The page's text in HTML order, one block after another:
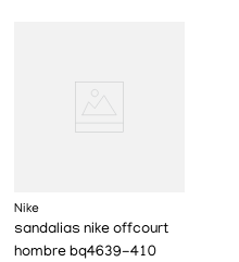
Nike
sandalias nike offcourt
hombre bq4639-410